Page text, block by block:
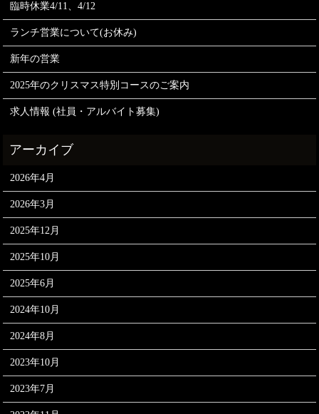
臨時休業4/11、4/12
ランチ営業について(お休み)
新年の営業
2025年のクリスマス特別コースのご案内
求人情報 (社員・アルバイト募集)
2026年4月
2026年3月
2025年12月
2025年10月
2025年6月
2024年10月
2024年8月
2023年10月
2023年7月